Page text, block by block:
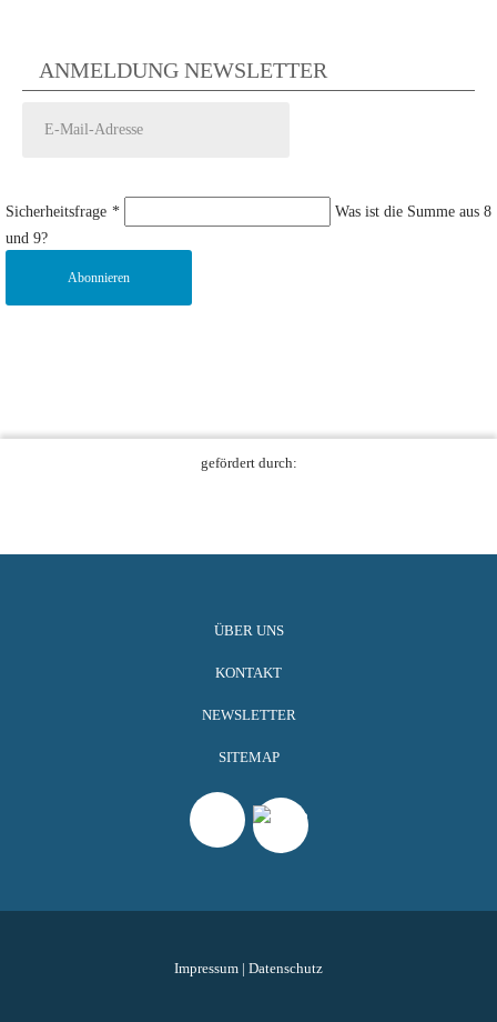
ANMELDUNG NEWSLETTER
Sicherheitsfrage *
Was ist die Summe aus 8
und 9?
Abonnieren
gefördert durch:
ÜBER UNS
KONTAKT
NEWSLETTER
SITEMAP
Impressum | Datenschutz